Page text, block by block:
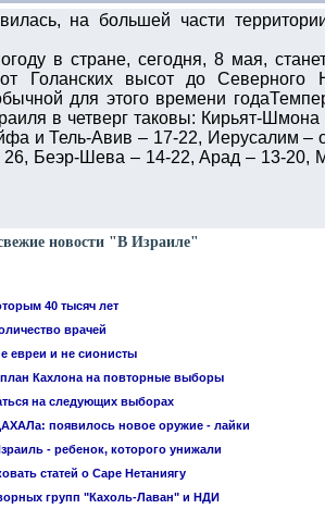
на большей части
в стране, сегодня, 8 мая,
Голанских высот до Северного
для этого времени
в четверг таковы: Кирьят-
и Тель-Авив – 17-22, Иерусалим –
Беэр-Шева – 14-22, Арад – 13-20,
новости "В Израиле"
40 тысяч лет
врачей
евреи и не сионисты
Кахлона на повторные выборы
на следующих выборах
появилось новое оружие - лайки
- ребенок, которого унижали
статей о Саре Нетаниягу
групп "Кахоль-Лаван" и НДИ